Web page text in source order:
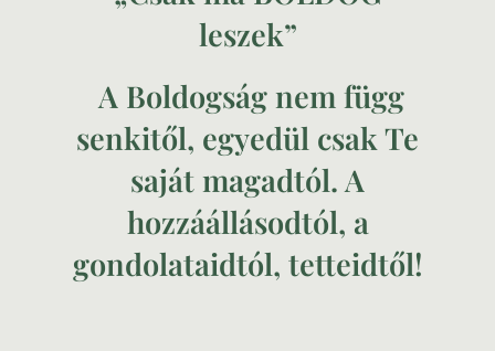
leszek”
A Boldogság nem függ
senkitől, egyedül csak Te
saját magadtól. A
hozzáállásodtól, a
gondolataidtól, tetteidtől!